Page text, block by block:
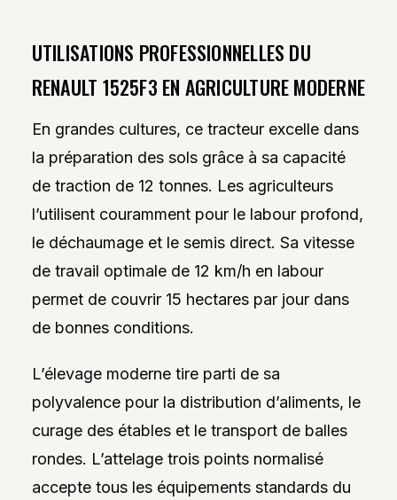
UTILISATIONS PROFESSIONNELLES DU
RENAULT 1525F3 EN AGRICULTURE MODERNE
En grandes cultures, ce tracteur excelle dans
la préparation des sols grâce à sa capacité
de traction de 12 tonnes. Les agriculteurs
l’utilisent couramment pour le labour profond,
le déchaumage et le semis direct. Sa vitesse
de travail optimale de 12 km/h en labour
permet de couvrir 15 hectares par jour dans
de bonnes conditions.
L’élevage moderne tire parti de sa
polyvalence pour la distribution d’aliments, le
curage des étables et le transport de balles
rondes. L’attelage trois points normalisé
accepte tous les équipements standards du